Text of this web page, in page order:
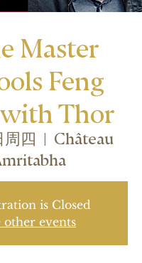
Master
Feng
with Thor
周四
  |
Château
is Closed
other events